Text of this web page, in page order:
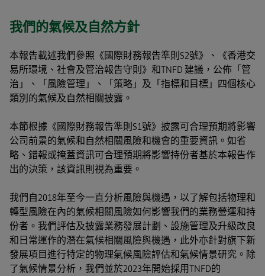
我們的氣候及自然方針
本報告載述我們參照《國際財務報告準則S2號》、《香港交
易所環境、社會及管治報告守則》和TNFD 建議，公佈「管
治」、「風險管理」、「策略」及「指標和目標」四個核心
類別的氣候及自然相關披露。
本節根據《國際財務報告準則S1號》披露可合理預期將影響
公司前景的氣候和自然相關風險和機會的重要資訊。如省
略、錯報或掩蓋資訊可合理預期將影響持份者基於本報告作
出的決策，該資訊則視為重要。
我們自2018年至今一直分析風險與機遇，以了解包括物理和
轉型風險在內的氣候相關風險如何影響我們的業務營運和持
份者。我們評估及披露業務發展計劃、設施管理及升級改良
和日常運作的潛在氣候相關風險與機遇，此外亦針對旗下新
發展項目進行特定的物理氣候風險評估和氣候情景研究。除
了氣候情景分析，我們並於2023年開始採用TNFD的